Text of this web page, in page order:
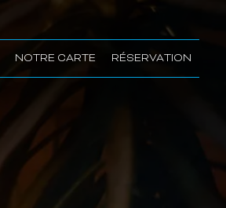
NOTRE CARTE RÉSERVATION